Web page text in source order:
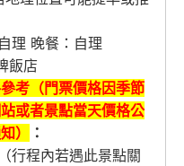
理 晚餐：自理
飯店
考（門票價格因季節
或者景點當天價格公
）
：
行程內若遇此景點關